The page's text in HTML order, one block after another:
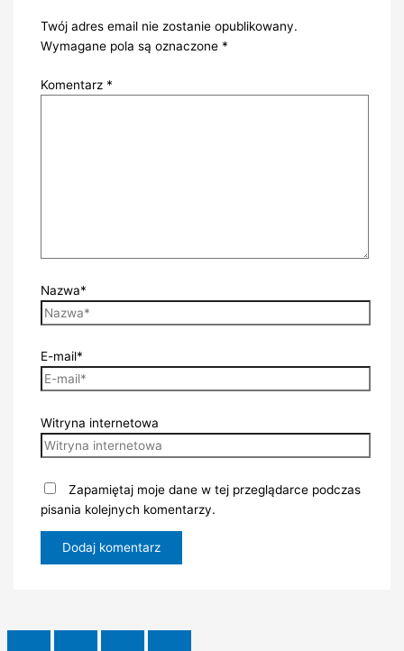
Twój adres email nie zostanie opublikowany.
Wymagane pola są oznaczone *
Komentarz *
Nazwa*
E-mail*
Witryna internetowa
Zapamiętaj moje dane w tej przeglądarce podczas
pisania kolejnych komentarzy.